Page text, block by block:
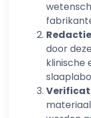
Redactie
door
klinische